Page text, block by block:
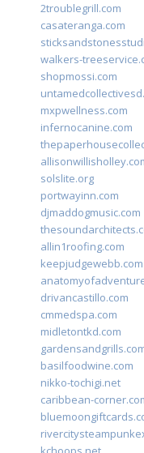
2troublegrill.com
casateranga.com
walkers-
shopmossi.com
mxpwellness.com
infernocanine.com
solslite.org
portwayinn.com
djmaddogmusic.com
allin1roofing.com
keepjudgewebb.com
drivancastillo.com
cmmedspa.com
midletontkd.com
basilfoodwine.com
nikko-tochigi.net
caribbean-